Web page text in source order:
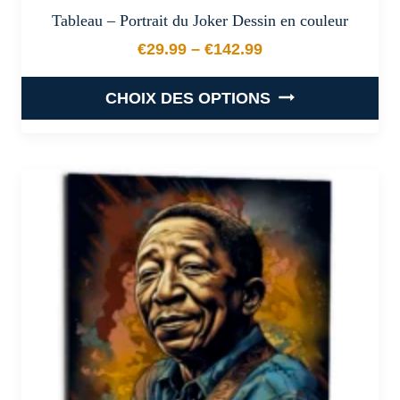
Tableau – Portrait du Joker Dessin en couleur
€29.99 – €142.99
Plage de prix : €29.99 à
CHOIX DES OPTIONS
a
plusieurs
variations.
Les
options
peuvent
être
choisies
sur
la